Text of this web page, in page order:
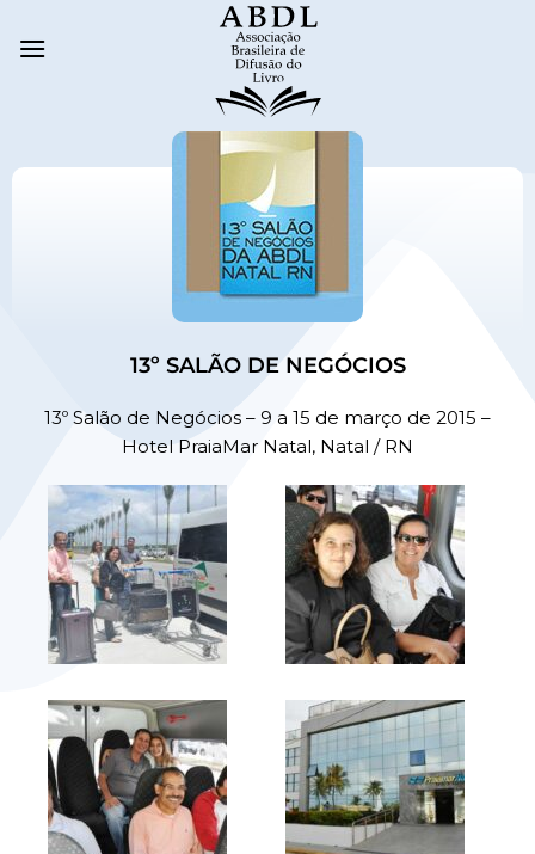
13º SALÃO DE NEGÓCIOS
13º Salão de Negócios – 9 a 15 de março de 2015 –
Hotel PraiaMar Natal, Natal / RN